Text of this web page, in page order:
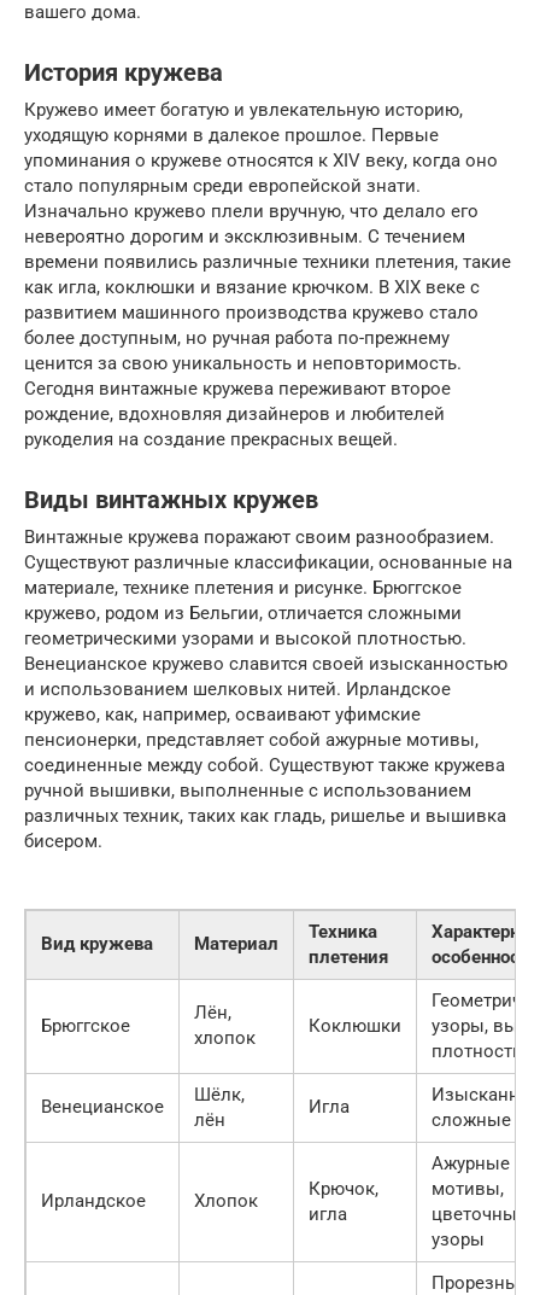
вашего дома.
История кружева
Кружево имеет богатую и увлекательную историю,
уходящую корнями в далекое прошлое. Первые
упоминания о кружеве относятся к XIV веку, когда оно
стало популярным среди европейской знати.
Изначально кружево плели вручную, что делало его
невероятно дорогим и эксклюзивным. С течением
времени появились различные техники плетения, такие
как игла, коклюшки и вязание крючком. В XIX веке с
развитием машинного производства кружево стало
более доступным, но ручная работа по-прежнему
ценится за свою уникальность и неповторимость.
Сегодня винтажные кружева переживают второе
рождение, вдохновляя дизайнеров и любителей
рукоделия на создание прекрасных вещей.
Виды винтажных кружев
Винтажные кружева поражают своим разнообразием.
Существуют различные классификации, основанные на
материале, технике плетения и рисунке. Брюггское
кружево, родом из Бельгии, отличается сложными
геометрическими узорами и высокой плотностью.
Венецианское кружево славится своей изысканностью
и использованием шелковых нитей. Ирландское
кружево, как, например, осваивают уфимские
пенсионерки, представляет собой ажурные мотивы,
соединенные между собой. Существуют также кружева
ручной вышивки, выполненные с использованием
различных техник, таких как гладь, ришелье и вышивка
бисером.
Вид кружева Материал
Техника
плетения
особенности
Брюггское
Лён,
хлопок
Коклюшки
узоры,
плотность
Венецианское
Шёлк,
лён
Игла
сложные
Ирландское Хлопок
Крючок,
игла
Ажурные
мотивы,
цветочные
узоры
Прорезные